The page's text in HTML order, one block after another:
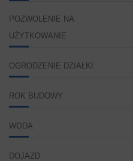
POZWOLENIE NA
UŻYTKOWANIE
OGRODZENIE DZIAŁKI
ROK BUDOWY
WODA
DOJAZD